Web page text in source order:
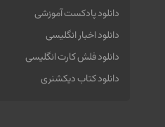
دانلود پادکست آموزشی
دانلود اخبار انگلیسی
دانلود فلش کارت انگلیسی
دانلود کتاب دیکشنری